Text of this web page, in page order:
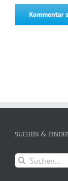
SUCHEN &
Suche
nach: